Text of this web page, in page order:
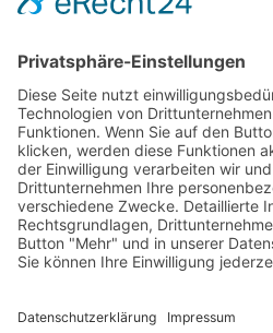
Die weitläufige Anlage des
Beerbaum liegt versteckt in
LONGINES GLOBAL